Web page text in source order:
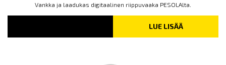
Vankka ja laadukas digitaalinen riippuvaaka PESOLAlta.
LUE LISÄÄ